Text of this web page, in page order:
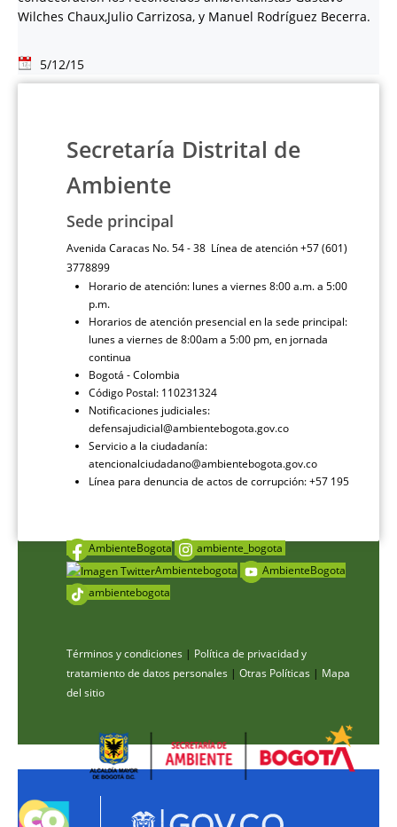
Wilches Chaux,Julio Carrizosa, y Manuel Rodríguez Becerra.
5/12/15
Secretaría Distrital de
Ambiente
Sede principal
Avenida Caracas No. 54 - 38 Línea de atención +57 (601)
3778899
Horario de atención: lunes a viernes 8:00 a.m. a 5:00
p.m.
Horarios de atención presencial en la sede principal:
lunes a viernes de 8:00am a 5:00 pm, en jornada
continua
Bogotá - Colombia
Código Postal: 110231324
Notificaciones judiciales:
defensajudicial@ambientebogota.gov.co
Servicio a la ciudadanía:
atencionalciudadano@ambientebogota.gov.co
Línea para denuncia de actos de corrupción: +57 195
AmbienteBogota
ambiente_bogota
Ambientebogota
AmbienteBogota
ambientebogota
Términos y condiciones | Política de privacidad y
tratamiento de datos personales | Otras Políticas | Mapa
del sitio